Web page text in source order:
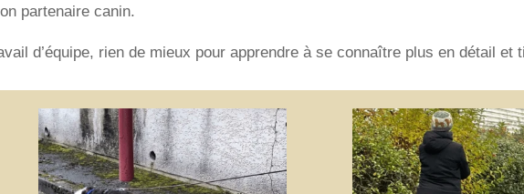
partenaire canin.
d’équipe, rien de mieux pour apprendre à se connaître plus en détail